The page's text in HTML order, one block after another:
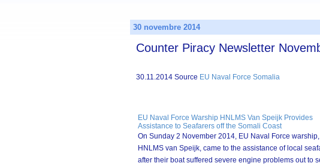
30 novembre 2014
Counter Piracy Newsletter
30.11.2014 Source EU Naval Force Somalia
EU Naval Force Warship HNLMS Van Speijk Provides
Assistance to Seafarers off the Somali Coast
On Sunday 2 November 2014, EU Naval Force warship,
HNLMS van Speijk, came to the assistance of local
after their boat suffered severe engine problems out to